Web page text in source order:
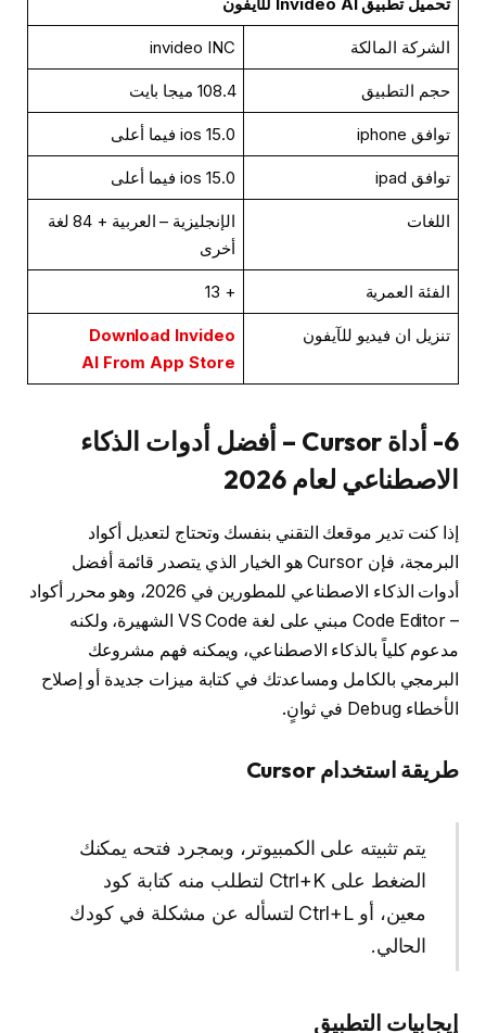
الشركة المالكة invideo INC
حجم التطبيق 108.4 ميجا بايت
توافق iphone ios 15.0 فيما أعلى
توافق ipad ios 15.0 فيما أعلى
اللغات
الإنجليزية – العربية + 84 لغة
أخرى
الفئة العمرية + 13
تنزيل ان فيديو للآيفون
Download Invideo
AI From App Store
6- أداة Cursor – أفضل أدوات الذكاء
الاصطناعي لعام 2026
إذا كنت تدير موقعك التقني بنفسك وتحتاج لتعديل أكواد
البرمجة، فإن Cursor هو الخيار الذي يتصدر قائمة أفضل
أدوات الذكاء الاصطناعي للمطورين في 2026، وهو محرر أكواد
– Code Editor مبني على لغة VS Code الشهيرة، ولكنه
مدعوم كلياً بالذكاء الاصطناعي، ويمكنه فهم مشروعك
البرمجي بالكامل ومساعدتك في كتابة ميزات جديدة أو إصلاح
الأخطاء Debug في ثوانٍ.
طريقة استخدام Cursor
يتم تثبيته على الكمبيوتر، وبمجرد فتحه يمكنك
الضغط على Ctrl+K لتطلب منه كتابة كود
معين، أو Ctrl+L لتسأله عن مشكلة في كودك
الحالي.
إيجابيات التطبيق